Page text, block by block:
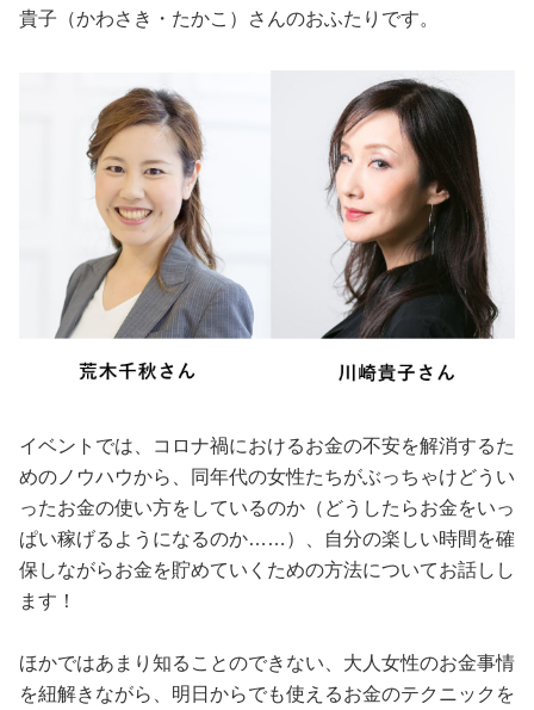
貴子（かわさき・たかこ）さんのおふたりです。
イベントでは、コロナ禍におけるお金の不安を解消するた
めのノウハウから、同年代の女性たちがぶっちゃけどうい
ったお金の使い方をしているのか（どうしたらお金をいっ
ぱい稼げるようになるのか……）、自分の楽しい時間を確
保しながらお金を貯めていくための方法についてお話しし
ます！
ほかではあまり知ることのできない、大人女性のお金事情
を紐解きながら、明日からでも使えるお金のテクニックを